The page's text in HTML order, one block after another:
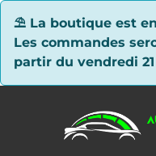
⛱ La boutique est
Les commandes
partir du vendredi
Panneau de